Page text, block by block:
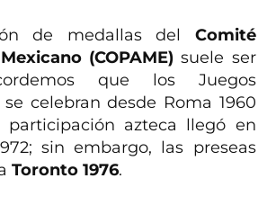
de medallas del Comité
(COPAME) suele ser
que los Juegos
celebran desde Roma 1960
azteca llegó en
sin embargo, las preseas
Toronto 1976.